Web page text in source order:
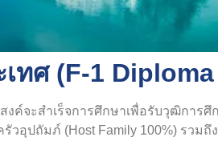
ทศ (F-1
งค์จะสำเร็จการศึกษาเพื่อรับวุฒิการ
วอุปถัมภ์ (Host Family 100%) รวม